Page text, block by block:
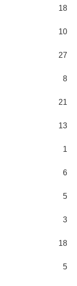
18
10
27
8
21
13
1
6
5
3
18
5